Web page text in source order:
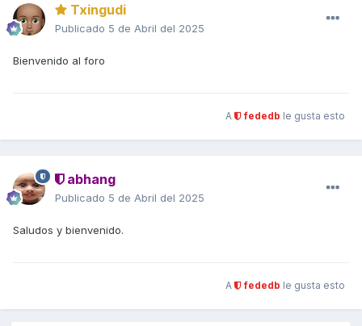
Txingudi
Publicado 5 de Abril del 2025
Bienvenido al foro
A fededb le gusta esto
abhang
Publicado 5 de Abril del 2025
Saludos y bienvenido.
A fededb le gusta esto